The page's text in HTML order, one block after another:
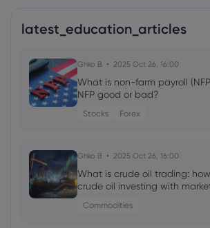
latest_education_articles
Ghko B 2025 Oct 26, 16:00
What is non-farm payroll
NFP good or bad?
Stocks Forex
Ghko B 2025 Oct 26, 16:00
What is crude oil trading:
crude oil investing with
Commodities